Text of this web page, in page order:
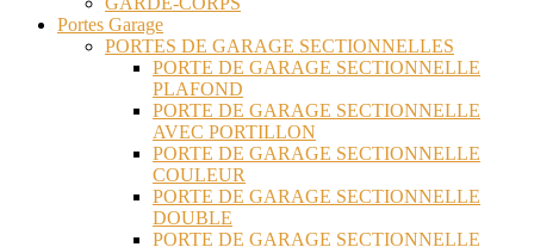
Portes Garage
PORTES DE GARAGE SECTIONNELLES
PORTE DE GARAGE SECTIONNELLE
PLAFOND
PORTE DE GARAGE SECTIONNELLE
AVEC PORTILLON
PORTE DE GARAGE SECTIONNELLE
COULEUR
PORTE DE GARAGE SECTIONNELLE
DOUBLE
PORTE DE GARAGE SECTIONNELLE